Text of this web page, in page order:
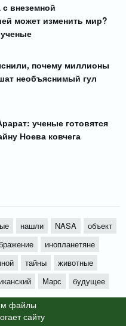
файлы
сайту
с внеземной
может изменить мир?
почему миллионы
необъяснимый гул
ученые готовятся
Ноева ковчега
нашли NASA
объект
инопланетяне
тайны
животные
Марс
будущее